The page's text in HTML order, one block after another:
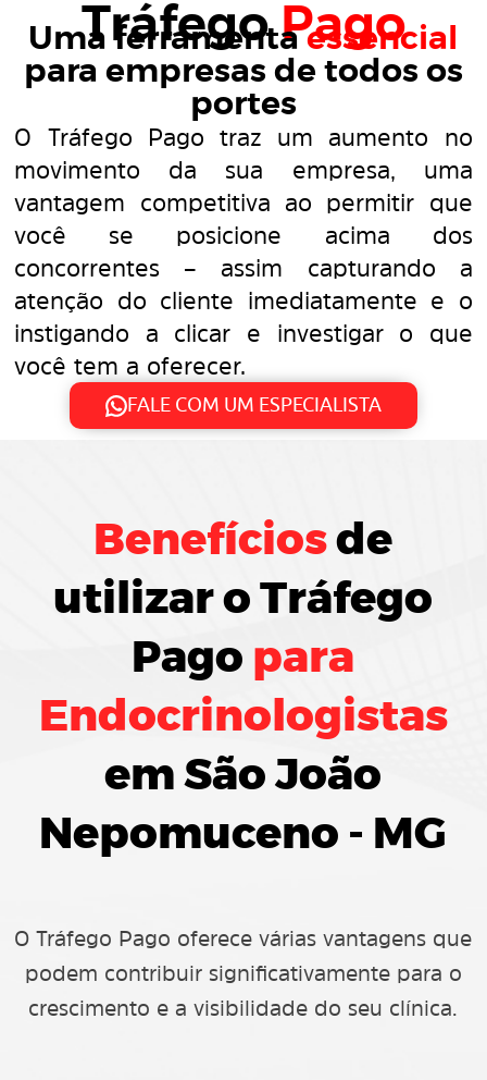
TráfegoPago
Uma ferramentaessencial
para empresas de todos os
portes
O Tráfego Pago traz um aumento no
movimento da sua empresa, uma
vantagem competitiva ao permitir que
você se posicione acima dos
concorrentes – assim capturando a
atenção do cliente imediatamente e o
instigando a clicar e investigar o que
você tem a oferecer.
FALE COM UM ESPECIALISTA
Benefícios de
utilizar oTráfego
Pago para
Endocrinologistas
em São João
Nepomuceno - MG
O Tráfego Pago oferece várias vantagens que
podem contribuir significativamente para o
crescimento e a visibilidade do seu clínica.